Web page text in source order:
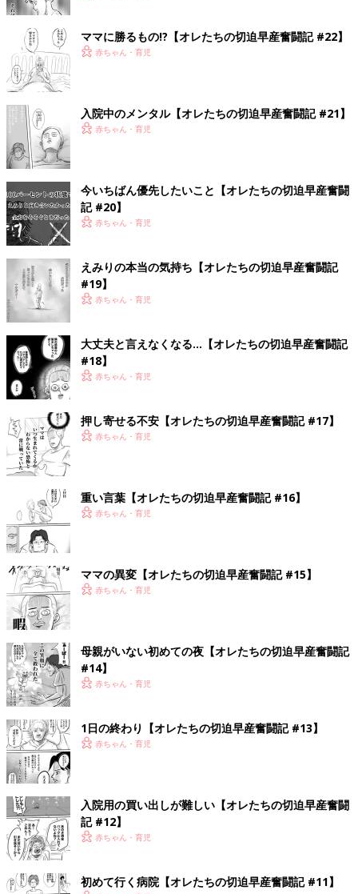
ママに勝るもの!?【オレたちの切迫早産奮闘記 #22】
赤ちゃん・育児
入院中のメンタル【オレたちの切迫早産奮闘記 #21】
赤ちゃん・育児
今いちばん優先したいこと【オレたちの切迫早産奮闘
記 #20】
赤ちゃん・育児
えみりの本当の気持ち【オレたちの切迫早産奮闘記
#19】
赤ちゃん・育児
大丈夫と言えなくなる…【オレたちの切迫早産奮闘記
#18】
赤ちゃん・育児
押し寄せる不安【オレたちの切迫早産奮闘記 #17】
赤ちゃん・育児
重い言葉【オレたちの切迫早産奮闘記 #16】
赤ちゃん・育児
ママの異変【オレたちの切迫早産奮闘記 #15】
赤ちゃん・育児
母親がいない初めての夜【オレたちの切迫早産奮闘記
#14】
赤ちゃん・育児
1日の終わり【オレたちの切迫早産奮闘記 #13】
赤ちゃん・育児
入院用の買い出しが難しい【オレたちの切迫早産奮闘
記 #12】
赤ちゃん・育児
初めて行く病院【オレたちの切迫早産奮闘記 #11】